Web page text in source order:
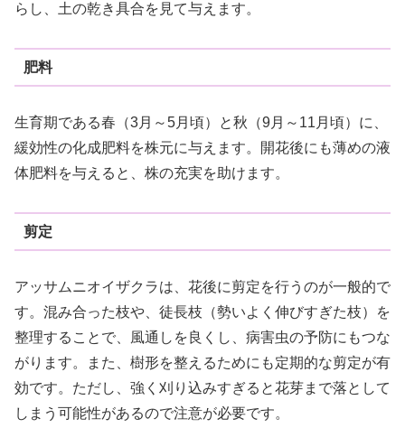
らし、土の乾き具合を見て与えます。
肥料
生育期である春（3月～5月頃）と秋（9月～11月頃）に、
緩効性の化成肥料を株元に与えます。開花後にも薄めの液
体肥料を与えると、株の充実を助けます。
剪定
アッサムニオイザクラは、花後に剪定を行うのが一般的で
す。混み合った枝や、徒長枝（勢いよく伸びすぎた枝）を
整理することで、風通しを良くし、病害虫の予防にもつな
がります。また、樹形を整えるためにも定期的な剪定が有
効です。ただし、強く刈り込みすぎると花芽まで落として
しまう可能性があるので注意が必要です。